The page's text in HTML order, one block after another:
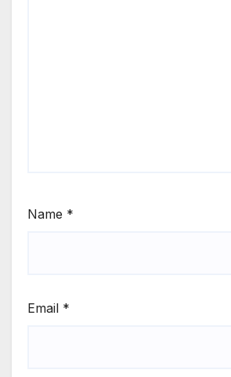
Name *
Email *